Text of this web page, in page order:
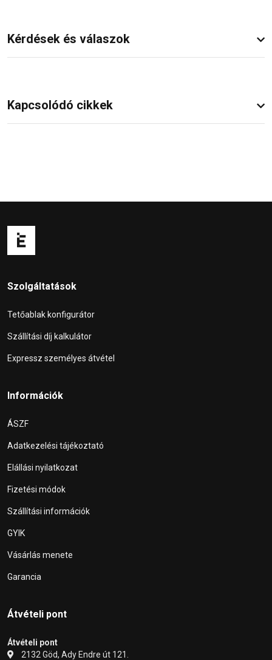
Kérdések és válaszok
Kapcsolódó cikkek
Szolgáltatások
Tetőablak konfigurátor
Szállítási díj kalkulátor
Expressz személyes átvétel
Információk
ÁSZF
Adatkezelési tájékoztató
Elállási nyilatkozat
Fizetési módok
Szállítási információk
GYIK
Vásárlás menete
Garancia
Átvételi pont
Átvételi pont
2132 Göd, Ady Endre út 121.